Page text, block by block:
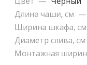
Длина чаши, см —
Ширина шкафа, см
Диаметр слива, см
Монтажная